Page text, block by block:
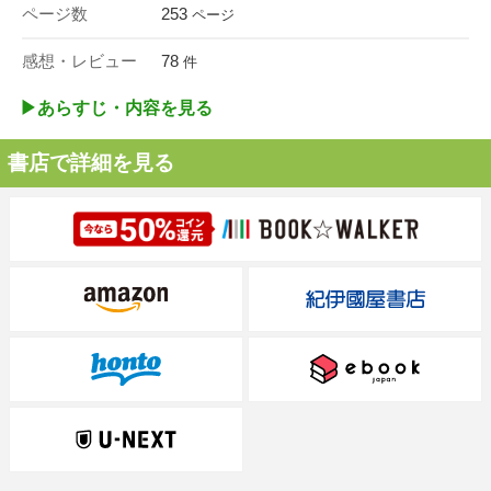
ページ数 253 ページ
感想・レビュー 78 件
▶︎あらすじ・内容を見る
書店で詳細を見る